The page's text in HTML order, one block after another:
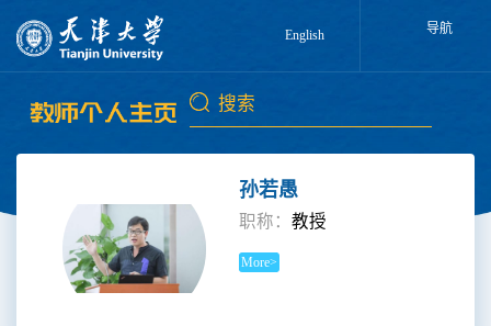
English 导航
孙若愚
职称：教授
More>